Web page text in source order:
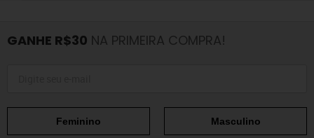
GANHE R$30 NA PRIMEIRA COMPRA!
Feminino Masculino